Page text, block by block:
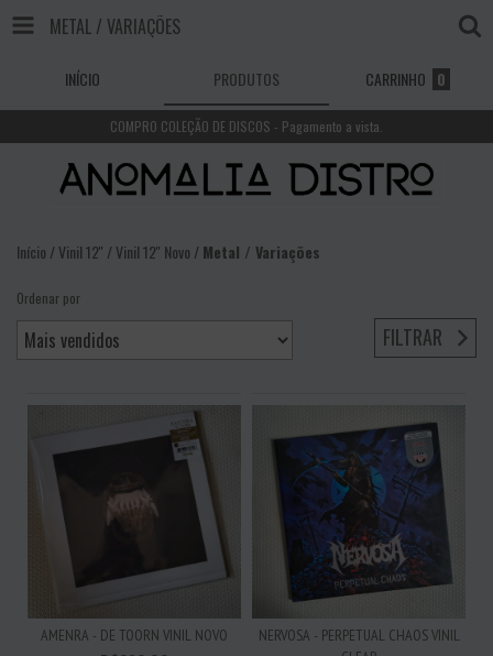
METAL / VARIAÇÕES
INÍCIO PRODUTOS CARRINHO 0
COMPRO COLEÇÃO DE DISCOS - Pagamento a vista.
Início /Vinil 12'' /Vinil 12'' Novo /Metal / Variações
Ordenar por
FILTRAR
AMENRA - DE TOORN VINIL NOVO
NERVOSA - PERPETUAL CHAOS VINIL